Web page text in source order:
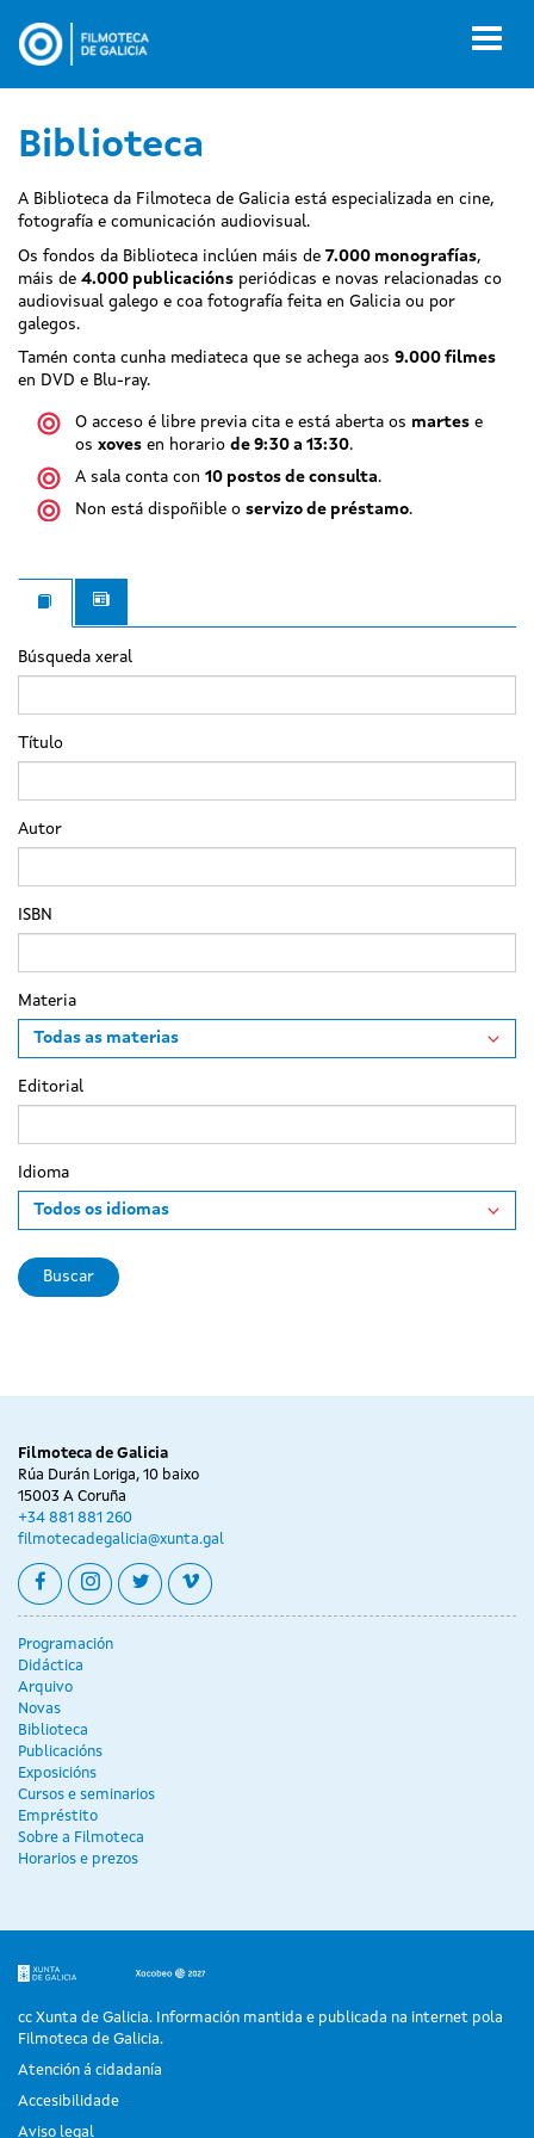
contido
Biblioteca
A Biblioteca da Filmoteca de Galicia está especializada en cine,
fotografía e comunicación audiovisual.
Os fondos da Biblioteca inclúen máis de 7.000 monografías,
máis de 4.000 publicacións periódicas e novas relacionadas co
audiovisual galego e coa fotografía feita en Galicia ou por
galegos.
Tamén conta cunha mediateca que se achega aos 9.000 filmes
en DVD e Blu-ray.
O acceso é libre previa cita e está aberta os martes e
os xoves en horario de 9:30 a 13:30.
A sala conta con 10 postos de consulta.
Non está dispoñible o servizo de préstamo.
Búsqueda xeral
Título
Autor
ISBN
Materia
Editorial
Idioma
Buscar
Filmoteca de Galicia
Rúa Durán Loriga, 10 baixo
15003 A Coruña
+34 881 881 260
filmotecadegalicia@xunta.gal
facebookinstagram
twittervimeo
Programación
Didáctica
Arquivo
Novas
Biblioteca
Publicacións
Exposicións
Cursos e seminarios
Empréstito
Sobre a Filmoteca
Horarios e prezos
cc Xunta de Galicia. Información mantida e publicada na internet pola
Filmoteca de Galicia.
Atención á cidadanía
Accesibilidade
Aviso legal